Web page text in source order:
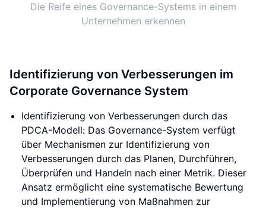
Die Reife eines Governance-Systems in einem
Unternehmen erkennen
Identifizierung von Verbesserungen im
Corporate Governance System
Identifizierung von Verbesserungen durch das
PDCA-Modell: Das Governance-System verfügt
über Mechanismen zur Identifizierung von
Verbesserungen durch das Planen, Durchführen,
Überprüfen und Handeln nach einer Metrik. Dieser
Ansatz ermöglicht eine systematische Bewertung
und Implementierung von Maßnahmen zur